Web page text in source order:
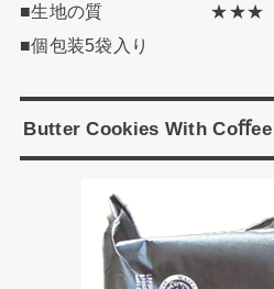
■生地の質 ★★★
■個包装5袋入り
Butter Cookies With Coﬀee